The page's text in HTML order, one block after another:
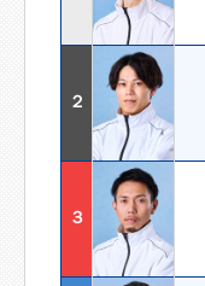
２
３